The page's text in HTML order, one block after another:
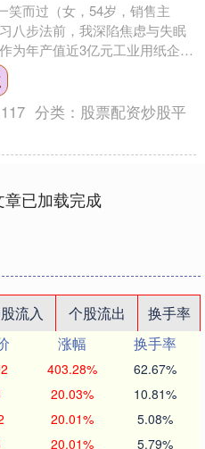
笑而过（女，54岁，销售主
八步法前，我深陷焦虑与失眠
为年产值近3亿元工业用纸企业
管，我的工作本就压力重重，
在谈客户，....
117 分类： 股票配资炒股平
已加载完成
流入 个股流出
换手率
涨幅
换手率
403.28% 62.67%
20.03% 10.81%
20.01% 5.08%
20.01% 5.79%